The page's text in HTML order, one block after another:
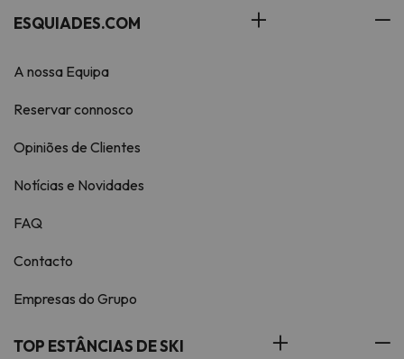
ESQUIADES.COM
A nossa Equipa
Reservar connosco
Opiniões de Clientes
Notícias e Novidades
FAQ
Contacto
Empresas do Grupo
TOP ESTÂNCIAS DE SKI